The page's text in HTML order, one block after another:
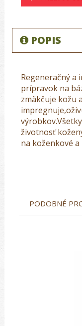
POPIS
Regeneračný a
prípravok na
zmäkčuje kožu
životnosť
na koženkové
PODOBNÉ